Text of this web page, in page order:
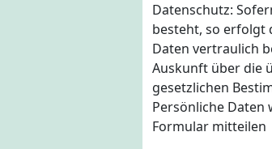
Datenschutz:
besteht, so erfolgt
Daten vertraulich
Auskunft über die
gesetzlichen
Persönliche Daten
Formular mitteilen